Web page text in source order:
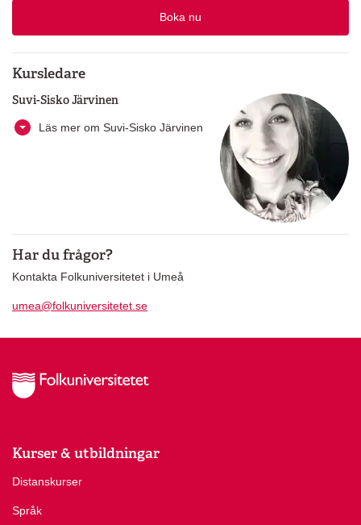
Boka nu
Kursledare
Suvi-Sisko Järvinen
Läs mer om Suvi-Sisko Järvinen
Har du frågor?
Kontakta Folkuniversitetet i Umeå
umea@folkuniversitetet.se
Kurser & utbildningar
Distanskurser
Språk